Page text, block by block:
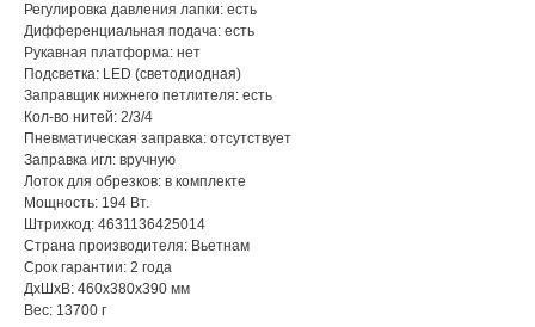
Регулировка давления лапки: есть
Дифференциальная подача: есть
Рукавная платформа: нет
Подсветка: LED (светодиодная)
Заправщик нижнего петлителя: есть
Кол-во нитей: 2/3/4
Пневматическая заправка: отсутствует
Заправка игл: вручную
Лоток для обрезков: в комплекте
Мощность: 194 Вт.
Штрихкод: 4631136425014
Страна производителя: Вьетнам
Срок гарантии: 2 года
ДxШxВ: 460x380x390 мм
Вес: 13700 г